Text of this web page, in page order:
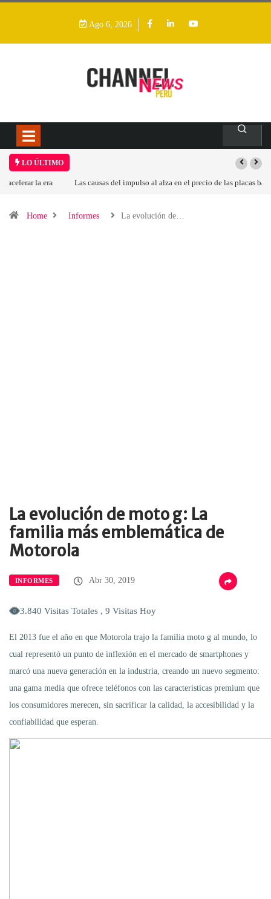
Ago 6, 2026
LO ÚLTIMO
Las causas del impulso al alza en el precio de las placas base
Home Informes La evolución de…
La evolución de moto g: La
familia más emblemática de
Motorola
INFORMES Abr 30, 2019
3.840 Visitas Totales , 9 Visitas Hoy
El 2013 fue el año en que Motorola trajo la familia moto g al mundo, lo
cual representó un punto de inflexión en el mercado de smartphones y
marcó una nueva generación en la industria, creando un nuevo segmento:
una gama media que ofrece teléfonos con las características premium que
los consumidores merecen, sin sacrificar la calidad, la accesibilidad y la
confiabilidad que esperan.